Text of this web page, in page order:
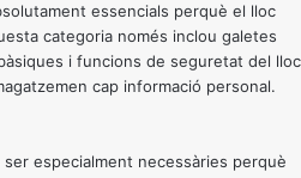
essencials perquè el lloc
categoria només inclou galetes
i funcions de seguretat del lloc
cap informació personal.
especialment necessàries perquè